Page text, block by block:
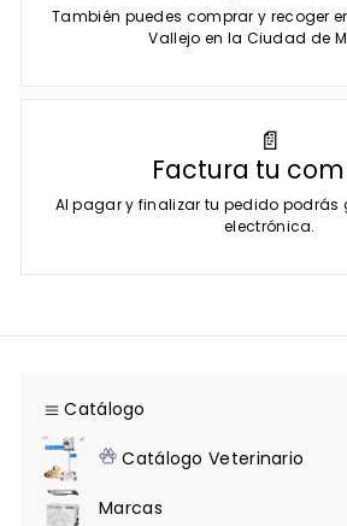
También puedes comprar y recoger
Vallejo en la Ciudad de
📄
Factura tu
Al pagar y finalizar tu pedido podrás
electrónica.
Catálogo
Expandir
menú
Catálogo Veterinario
Expandir
menú
Marcas